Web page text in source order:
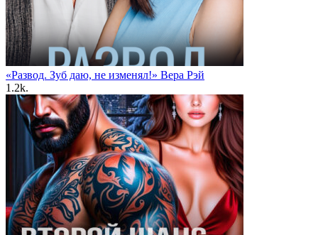
«Развод. Зуб даю, не изменял!» Вера Рэй
1.2k.